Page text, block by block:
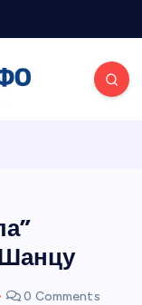
0 Comments